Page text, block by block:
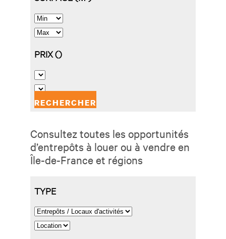
Consultez toutes les opportunités
d’entrepôts à louer ou à vendre en
Île-de-France et régions